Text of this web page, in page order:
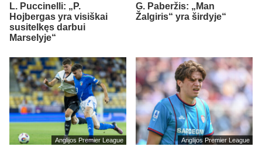
L. Puccinelli: „P.
Hojbergas yra visiškai
susitelkęs darbui
Marselyje“
G. Paberžis: „Man
Žalgiris“ yra širdyje“
Anglijos Premier League Anglijos Premier League